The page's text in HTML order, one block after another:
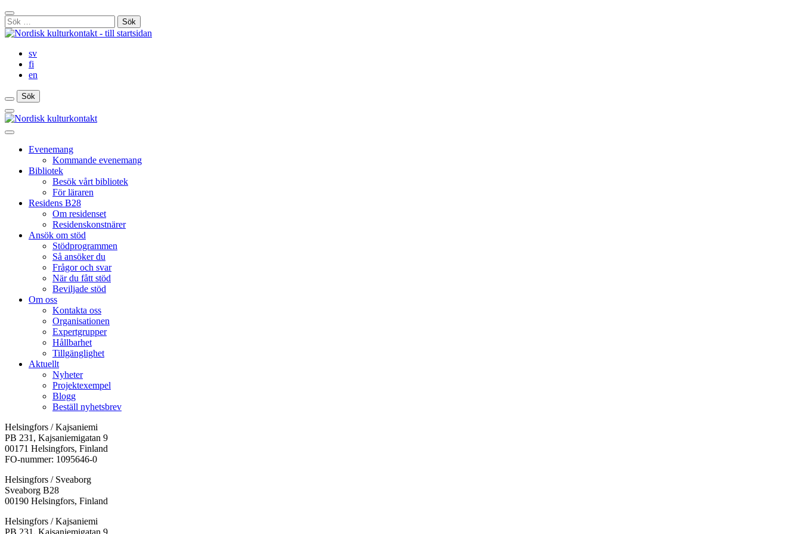
Gå
till
innehåll
Stäng
sökfält
Sök
efter:
sv
fi
en
Sök
Sök
Sök
Huvudmeny
Stäng
huvudmenyn
Evenemang
Kommande evenemang
Bibliotek
Besök vårt bibliotek
För läraren
Residens B28
Om residenset
Residenskonstnärer
Ansök om stöd
Stödprogrammen
Så ansöker du
Frågor och svar
När du fått stöd
Beviljade stöd
Om oss
Kontakta oss
Organisationen
Expertgrupper
Hållbarhet
Tillgänglighet
Aktuellt
Nyheter
Projektexempel
Blogg
Beställ nyhetsbrev
Helsingfors / Kajsaniemi
PB 231, Kajsaniemigatan 9
00171 Helsingfors, Finland
FO-nummer: 1095646-0
Helsingfors / Sveaborg
Sveaborg B28
00190 Helsingfors, Finland
Facebook:
Öppnas
Instagram:
Öppnas
TikTok:
Öppnas
Youtube:
Öppnas
Vimeo:
Öppnas
Helsingfors / Kajsaniemi
PB 231, Kajsaniemigatan 9